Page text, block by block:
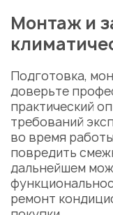
Монтаж и
Подготовка,
доверьте
практический
требований
во время
повредить
дальнейшем
ремонт